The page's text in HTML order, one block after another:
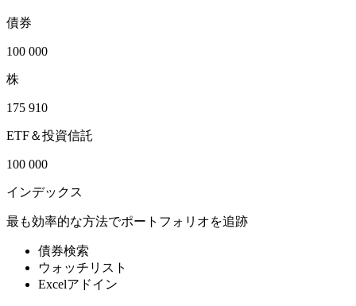
債券
100 000
株
175 910
ETF＆投資信託
100 000
インデックス
最も効率的な方法でポートフォリオを追跡
債券検索
ウォッチリスト
Excelアドイン